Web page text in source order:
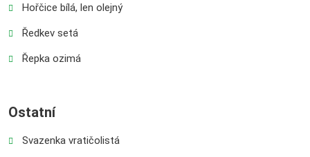
Hořčice bílá, len olejný
Ředkev setá
Řepka ozimá
Ostatní
Svazenka vratičolistá